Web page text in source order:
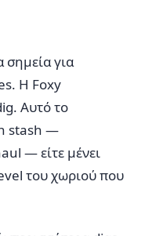
σημεία για
Η Foxy
Αυτό το
stash —
— είτε μένει
του χωριού που